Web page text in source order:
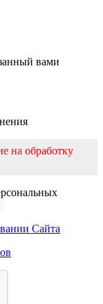
вами
на обработку
Сайта